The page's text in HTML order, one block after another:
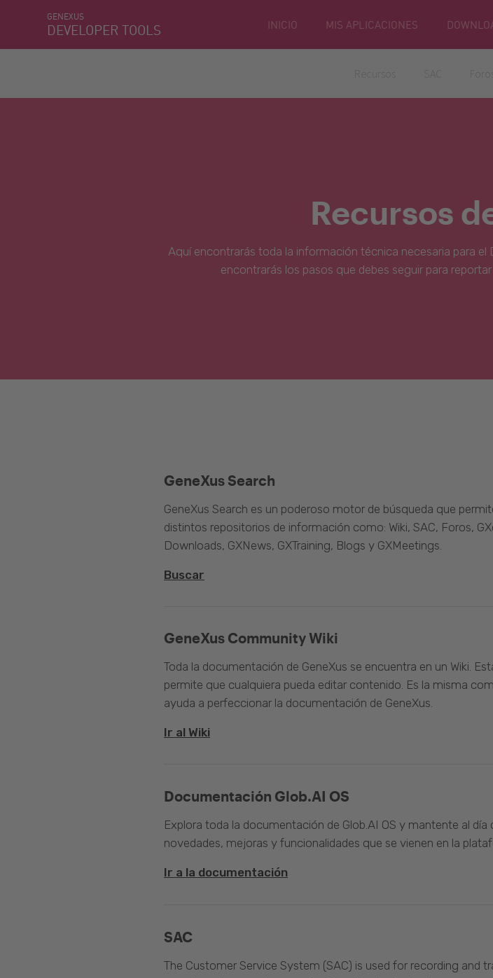
GENEXUS
DEVELOPER TOOLS INICIO MIS APLICACIONES
Recursos
Aquí encontrarás toda la información técnica necesaria para el
encontrarás los pasos que debes seguir para
GeneXus Community Wiki
Toda la documentación de GeneXus se encuentra en un Wiki.
permite que cualquiera pueda editar contenido. Es la misma
ayuda a perfeccionar la documentación de GeneXus.
Ir al Wiki
GeneXus Search
GeneXus Search es un poderoso motor de búsqueda que
distintos repositorios de información como: Wiki, SAC, Foros,
Downloads, GXNews, GXTraining, Blogs y GXMeetings.
Buscar
Documentación Glob.AI OS
Explora toda la documentación de Glob.AI OS y mantente al día
novedades, mejoras y funcionalidades que se vienen en la
Ir a la documentación
SAC
The Customer Service System (SAC) is used for recording and